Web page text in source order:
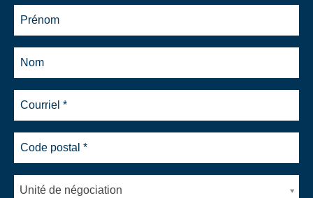
Unité de négociation